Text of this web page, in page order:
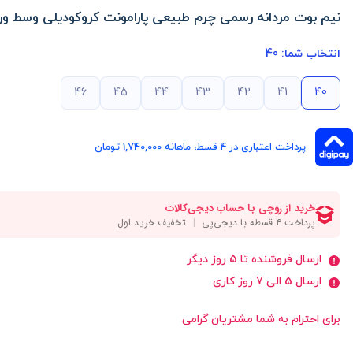
نیم بوت مردانه رسمی چرم طبیعی پارامونت کروکودیلی وسط
انتخاب شما: 40
40
41
42
43
44
45
46
پرداخت اعتباری در ۴ قسط، ماهانه 1,740,000 تومان
ارسال فروشنده تا 5 روز دیگر
ارسال 5 الی 7 روز کاری
برای احترام به شما مشتریان گرامی